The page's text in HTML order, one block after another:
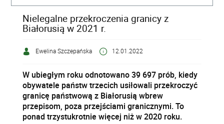
Nielegalne przekroczenia granicy z
Białorusią w 2021 r.
Ewelina Szczepańska 12.01.2022
W ubiegłym roku odnotowano 39 697 prób, kiedy
obywatele państw trzecich usiłowali przekroczyć
granicę państwową z Białorusią wbrew
przepisom, poza przejściami granicznymi. To
ponad trzystukrotnie więcej niż w 2020 roku.